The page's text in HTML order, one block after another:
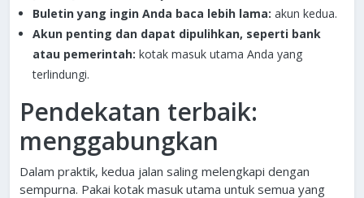
Buletin yang ingin Anda baca lebih lama: akun kedua.
Akun penting dan dapat dipulihkan, seperti bank
atau pemerintah: kotak masuk utama Anda yang
terlindungi.
Pendekatan terbaik:
menggabungkan
Dalam praktik, kedua jalan saling melengkapi dengan
sempurna. Pakai kotak masuk utama untuk semua yang